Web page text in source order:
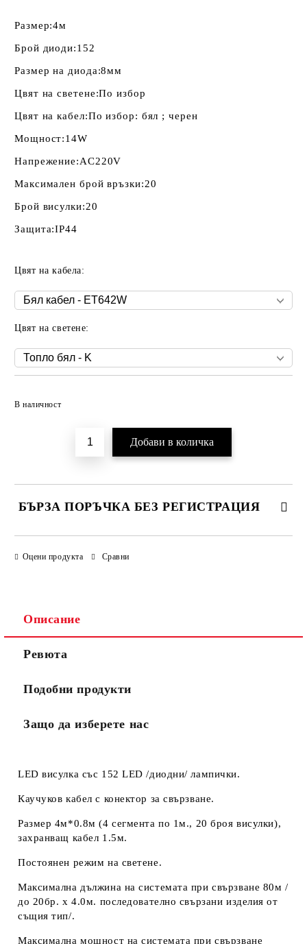
Размер:4м
Брой диоди:152
Размер на диода:8мм
Цвят на светене:По избор
Цвят на кабел:По избор: бял ; черен
Мощност:14W
Напрежение:AC220V
Максимален брой връзки:20
Брой висулки:20
Защита:IP44
Цвят на кабела:
Цвят на светене:
В наличност
БЪРЗА ПОРЪЧКА БЕЗ РЕГИСТРАЦИЯ
Моля, проверете дали сте изписали правилно
"Купи сега", Вие се съгласявате с
Оцени продукта Сравни
Описание
Ревюта
Подобни продукти
Защо да изберете нас
LED висулка със 152 LED /диодни/ лампички.
Каучуков кабел с конектор за свързване.
Размер 4м*0.8м (4 сегмента по 1м., 20 броя висулки),
захранващ кабел 1.5м.
Постоянен режим на светене.
Максимална дължина на системата при свързване 80м /
до 20бр. х 4.0м. последователно свързани изделия от
същия тип/.
Максимална мощност на системата при свързване